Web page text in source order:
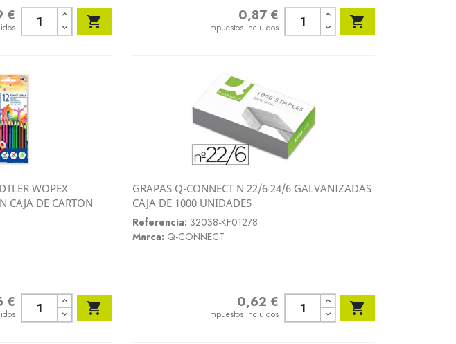
€  0,87 €
Impuestos incluidos 
WOPEX
CAJA DE CARTON
€ 
Vista rápida
GRAPAS Q-CONNECT N 22/6 24/6 GALVANIZADAS
CAJA DE 1000 UNIDADES
Referencia: 32038-KF01278
Marca: Q-CONNECT
0,62 €
Impuestos incluidos 